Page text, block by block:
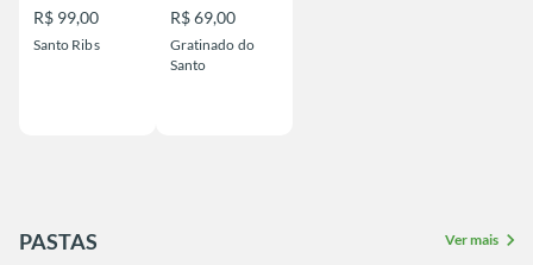
Santo Ribs
R$ 99,00
Gratinado do
Santo
R$ 69,00
PASTAS Ver mais chevron_right